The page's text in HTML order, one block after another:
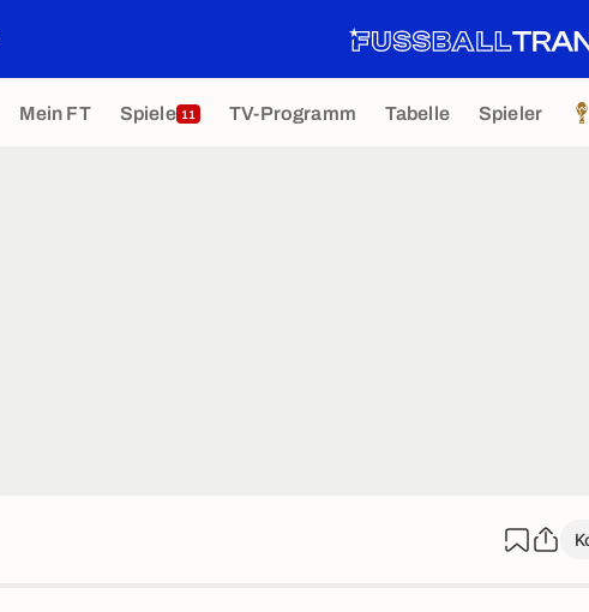
Mein FT Spiele 11 TV-Programm Tabelle Spieler